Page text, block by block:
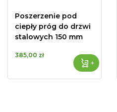
Poszerzenie pod
ciepły próg do drzwi
stalowych 150 mm
385,00 zł
+